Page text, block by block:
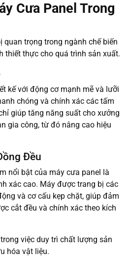
Cưa Panel Trong
quan trọng trong ngành chế biến
thiết thực cho quá trình sản xuất.
kế với động cơ mạnh mẽ và lưỡi
chóng và chính xác các tấm
giúp tăng năng suất cho xưởng
gia công, từ đó nâng cao hiệu
Đều
nổi bật của máy cưa panel là
xác cao. Máy được trang bị các
và cơ cấu kẹp chặt, giúp đảm
cắt đều và chính xác theo kích
việc duy trì chất lượng sản
hóa vật liệu.